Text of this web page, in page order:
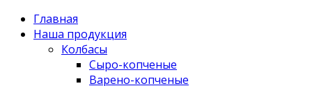
Главная
Наша продукция
Колбасы
Сыро-копченые
Варено-копченые